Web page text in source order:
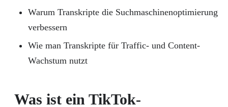
Warum Transkripte die Suchmaschinenoptimierung
verbessern
Wie man Transkripte für Traffic- und Content-
Wachstum nutzt
Was ist ein TikTok-